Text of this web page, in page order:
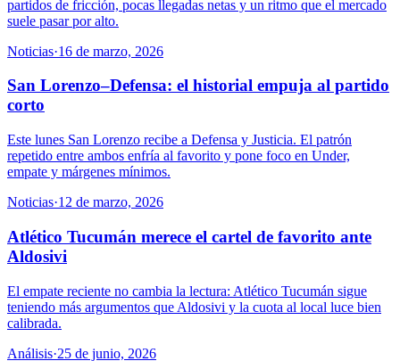
partidos de fricción, pocas llegadas netas y un ritmo que el mercado
suele pasar por alto.
Noticias·16 de marzo, 2026
San Lorenzo–Defensa: el historial empuja al partido
corto
Este lunes San Lorenzo recibe a Defensa y Justicia. El patrón
repetido entre ambos enfría al favorito y pone foco en Under,
empate y márgenes mínimos.
Noticias·12 de marzo, 2026
Atlético Tucumán merece el cartel de favorito ante
Aldosivi
El empate reciente no cambia la lectura: Atlético Tucumán sigue
teniendo más argumentos que Aldosivi y la cuota al local luce bien
calibrada.
Análisis·25 de junio, 2026